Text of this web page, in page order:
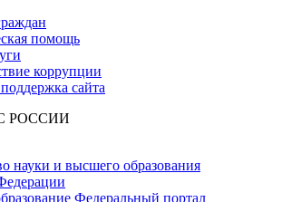
помощь
коррупции
сайта
РОССИИ
науки и высшего образования
Федеральный портал